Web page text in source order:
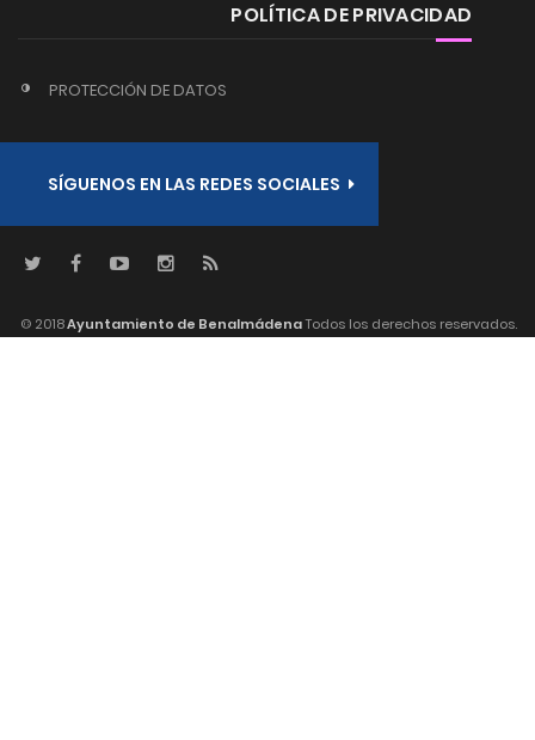
POLÍTICA DE PRIVACIDAD
PROTECCIÓN DE DATOS
SÍGUENOS EN LAS REDES SOCIALES
© 2018Ayuntamiento de BenalmádenaTodos los derechos reservados.